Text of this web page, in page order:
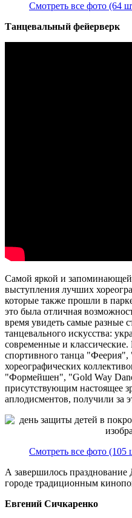
Смотреть все фото (64
Танцевальный фейерверк
Самой яркой и
выступления лучших
которые также прошли в
это была отличная
время увидеть самые разные
танцевального искусства:
современные и
спортивного танца
хореографических
"Формейшен", "Gold Way
присутствующим настоящее
аплодисментов, получили за
Смотреть все фото (105
А завершилось
городе традиционным
Евгений Сичкаренко